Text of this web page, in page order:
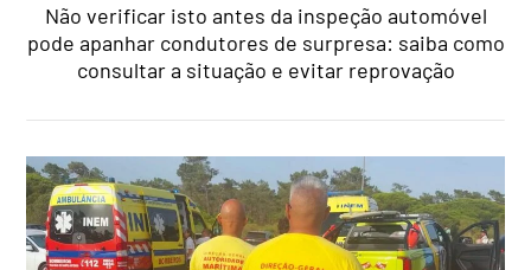
Não verificar isto antes da inspeção automóvel
pode apanhar condutores de surpresa: saiba como
consultar a situação e evitar reprovação